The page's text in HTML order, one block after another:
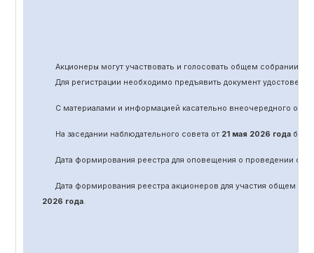
Акционеры могут участвовать и голосовать общем собрании
Для регистрации необходимо предъявить документ
С материалами и информацией касательно внеочередного
На заседании наблюдательного совета от 21 мая 2026 годабыло
Дата формирования реестра для оповещения о проведении
Дата формирования реестра акционеров для участия общем
2026 года.